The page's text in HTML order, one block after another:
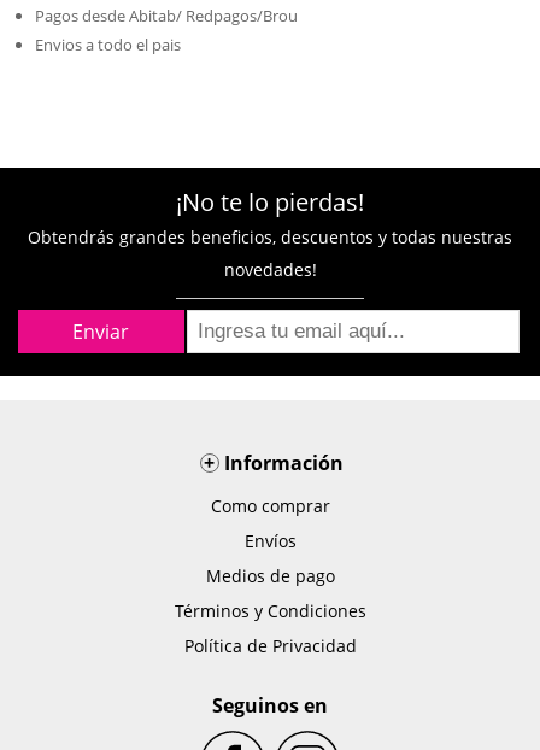
Pagos desde Abitab/ Redpagos/Brou
Envios a todo el pais
¡No te lo pierdas!
Obtendrás grandes beneficios, descuentos y todas nuestras
novedades!
+Información
Como comprar
Envíos
Medios de pago
Términos y Condiciones
Política de Privacidad
Seguinos en